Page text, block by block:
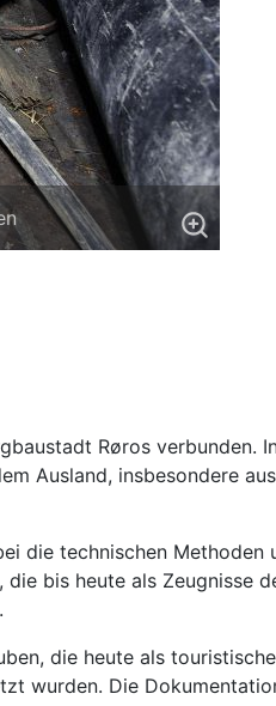
Røros verbunden.
Ausland, insbesondere
die technischen
bis heute als Zeugnisse
die heute als
wurden. Die